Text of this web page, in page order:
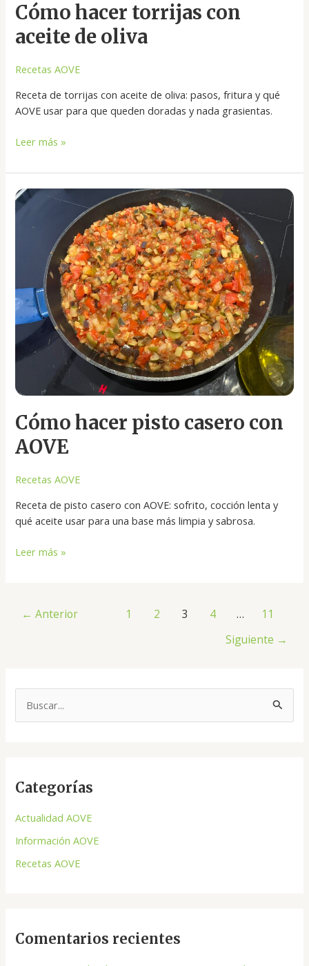
Cómo hacer torrijas con
aceite de oliva
Recetas AOVE
Receta de torrijas con aceite de oliva: pasos, fritura y qué
AOVE usar para que queden doradas y nada grasientas.
Leer más »
Cómo hacer pisto casero con
AOVE
Recetas AOVE
Receta de pisto casero con AOVE: sofrito, cocción lenta y
qué aceite usar para una base más limpia y sabrosa.
Cómo
hacer
pisto
Leer más »
← Anterior 1 2 3 4 …
11
Siguiente →
a
o
r
Categorías
Actualidad AOVE
Información AOVE
Recetas AOVE
Comentarios recientes